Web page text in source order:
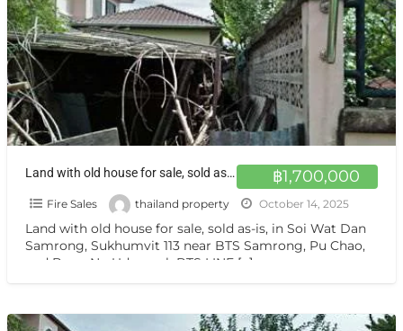
฿1,700,000
Land with old house for sale, sold as-is, in Soi Wat Dan Samrong, Sukhumvit 113 ขายที่ดินเหมาะปลูกบ้าน แปลงเล็ก สำโรง
Fire Sales thailand property October 14, 2025
Land with old house for sale, sold as-is, in Soi Wat Dan
Samrong, Sukhumvit 113 near BTS Samrong, Pu Chao,
and Bang Na-Udomsuk BTS LINE […]